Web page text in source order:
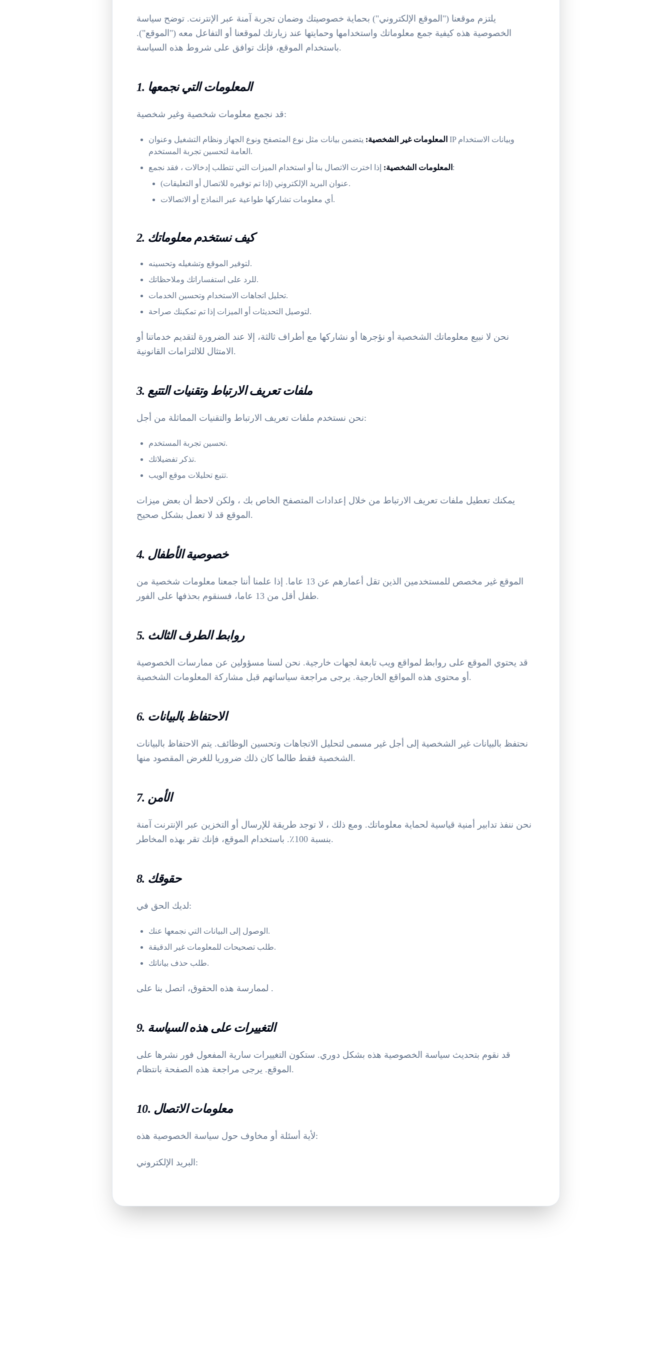
يلتزم موقعنا ("الموقع الإلكتروني") بحماية خصوصيتك وضمان تجربة آمنة عبر الإنترنت. توضح سياسة
الخصوصية هذه كيفية جمع معلوماتك واستخدامها وحمايتها عند زيارتك لموقعنا أو التفاعل معه ("الموقع").
باستخدام الموقع، فإنك توافق على شروط هذه السياسة.
1. المعلومات التي نجمعها
قد نجمع معلومات شخصية وغير شخصية:
المعلومات غير الشخصية: يتضمن بيانات مثل نوع المتصفح ونوع الجهاز ونظام التشغيل وعنوان IP وبيانات الاستخدام
العامة لتحسين تجربة المستخدم.
المعلومات الشخصية: إذا اخترت الاتصال بنا أو استخدام الميزات التي تتطلب إدخالات ، فقد نجمع:
عنوان البريد الإلكتروني (إذا تم توفيره للاتصال أو التعليقات).
أي معلومات تشاركها طواعية عبر النماذج أو الاتصالات.
2. كيف نستخدم معلوماتك
لتوفير الموقع وتشغيله وتحسينه.
للرد على استفساراتك وملاحظاتك.
تحليل اتجاهات الاستخدام وتحسين الخدمات.
لتوصيل التحديثات أو الميزات إذا تم تمكينك صراحة.
نحن لا نبيع معلوماتك الشخصية أو نؤجرها أو نشاركها مع أطراف ثالثة، إلا عند الضرورة لتقديم خدماتنا أو
الامتثال للالتزامات القانونية.
3. ملفات تعريف الارتباط وتقنيات التتبع
نحن نستخدم ملفات تعريف الارتباط والتقنيات المماثلة من أجل:
تحسين تجربة المستخدم.
تذكر تفضيلاتك.
تتبع تحليلات موقع الويب.
يمكنك تعطيل ملفات تعريف الارتباط من خلال إعدادات المتصفح الخاص بك ، ولكن لاحظ أن بعض ميزات
الموقع قد لا تعمل بشكل صحيح.
4. خصوصية الأطفال
الموقع غير مخصص للمستخدمين الذين تقل أعمارهم عن 13 عاما. إذا علمنا أننا جمعنا معلومات شخصية من
طفل أقل من 13 عاما، فسنقوم بحذفها على الفور.
5. روابط الطرف الثالث
قد يحتوي الموقع على روابط لمواقع ويب تابعة لجهات خارجية. نحن لسنا مسؤولين عن ممارسات الخصوصية
أو محتوى هذه المواقع الخارجية. يرجى مراجعة سياساتهم قبل مشاركة المعلومات الشخصية.
6. الاحتفاظ بالبيانات
نحتفظ بالبيانات غير الشخصية إلى أجل غير مسمى لتحليل الاتجاهات وتحسين الوظائف. يتم الاحتفاظ بالبيانات
الشخصية فقط طالما كان ذلك ضروريا للغرض المقصود منها.
7. الأمن
نحن ننفذ تدابير أمنية قياسية لحماية معلوماتك. ومع ذلك ، لا توجد طريقة للإرسال أو التخزين عبر الإنترنت آمنة
بنسبة 100٪. باستخدام الموقع، فإنك تقر بهذه المخاطر.
8. حقوقك
لديك الحق في:
الوصول إلى البيانات التي نجمعها عنك.
طلب تصحيحات للمعلومات غير الدقيقة.
طلب حذف بياناتك.
لممارسة هذه الحقوق، اتصل بنا على .
9. التغييرات على هذه السياسة
قد نقوم بتحديث سياسة الخصوصية هذه بشكل دوري. ستكون التغييرات سارية المفعول فور نشرها على
الموقع. يرجى مراجعة هذه الصفحة بانتظام.
10. معلومات الاتصال
لأية أسئلة أو مخاوف حول سياسة الخصوصية هذه:
البريد الإلكتروني :